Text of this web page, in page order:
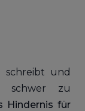
schreibt und
schwer zu
Hindernis für